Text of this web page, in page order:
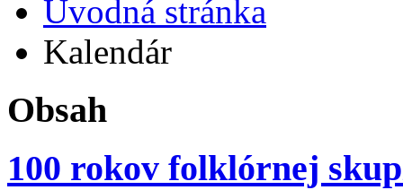
Úvodná stránka
Kalendár
Obsah
100 rokov folklórnej